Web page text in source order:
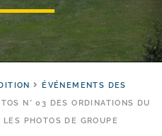
ÉVÉNEMENTS DES
N° 03 DES ORDINATIONS DU
PHOTOS DE GROUPE